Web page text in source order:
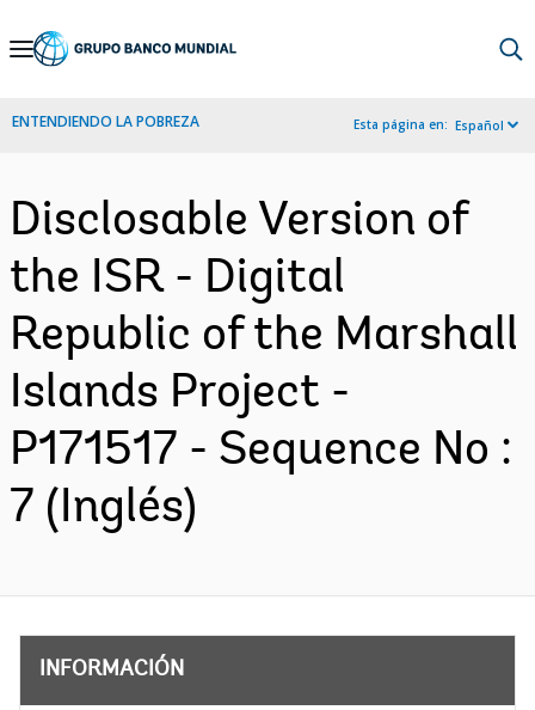
Skip
Navigation
ENTENDIENDO LA POBREZA Esta página en: Español
Disclosable Version of
the ISR - Digital
Republic of the Marshall
Islands Project -
P171517 - Sequence No :
7 (Inglés)
INFORMACIÓN